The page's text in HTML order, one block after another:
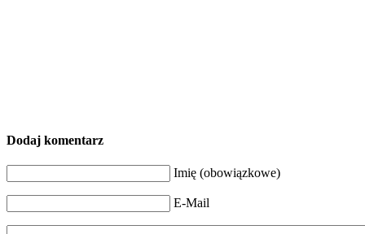
Dodaj komentarz
Imię (obowiązkowe)
E-Mail